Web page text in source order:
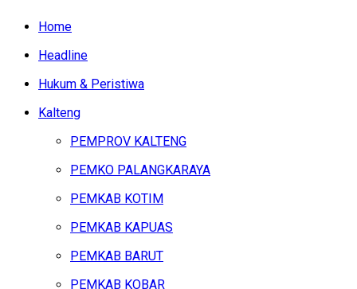
Home
Headline
Hukum & Peristiwa
Kalteng
PEMPROV KALTENG
PEMKO PALANGKARAYA
PEMKAB KOTIM
PEMKAB KAPUAS
PEMKAB BARUT
PEMKAB KOBAR